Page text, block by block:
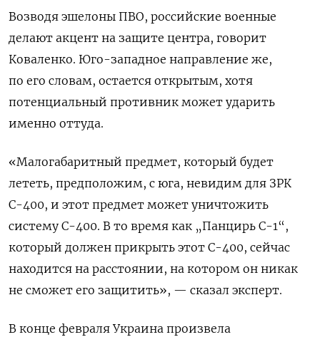
Возводя эшелоны ПВО, российские военные
делают акцент на защите центра, говорит
Коваленко. Юго-западное направление же,
по его словам, остается открытым, хотя
потенциальный противник может ударить
именно оттуда.
«Малогабаритный предмет, который будет
лететь, предположим, с юга, невидим для ЗРК
С-400, и этот предмет может уничтожить
систему С-400. В то время как „Панцирь С-1“,
который должен прикрыть этот С-400, сейчас
находится на расстоянии, на котором он никак
не сможет его защитить», — сказал эксперт.
В конце февраля Украина произвела